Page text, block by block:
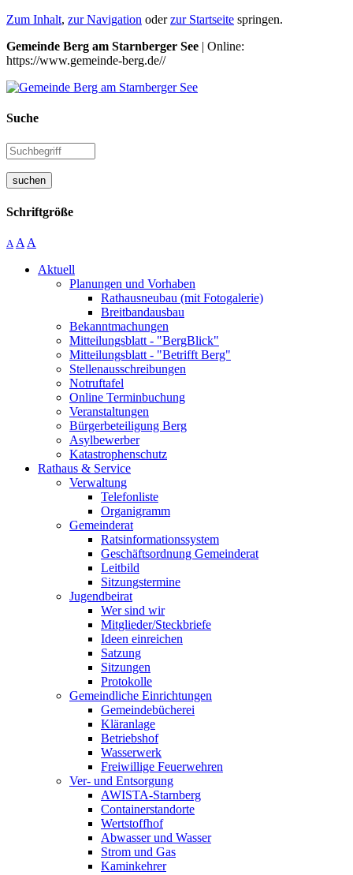
Zum Inhalt, zur Navigation oderzur Startseite springen.
Gemeinde Berg am Starnberger See | Online:
https://www.gemeinde-berg.de//
Suche
suchen
Schriftgröße
A A A
Aktuell
Planungen und Vorhaben
Rathausneubau (mit Fotogalerie)
Breitbandausbau
Bekanntmachungen
Mitteilungsblatt - "BergBlick"
Mitteilungsblatt - "Betrifft Berg"
Stellenausschreibungen
Notruftafel
Online Terminbuchung
Veranstaltungen
Bürgerbeteiligung Berg
Asylbewerber
Katastrophenschutz
Rathaus & Service
Verwaltung
Telefonliste
Organigramm
Gemeinderat
Ratsinformationssystem
Geschäftsordnung Gemeinderat
Leitbild
Sitzungstermine
Jugendbeirat
Wer sind wir
Mitglieder/Steckbriefe
Ideen einreichen
Satzung
Sitzungen
Protokolle
Gemeindliche Einrichtungen
Gemeindebücherei
Kläranlage
Betriebshof
Wasserwerk
Freiwillige Feuerwehren
Ver- und Entsorgung
AWISTA-Starnberg
Containerstandorte
Wertstoffhof
Abwasser und Wasser
Strom und Gas
Kaminkehrer